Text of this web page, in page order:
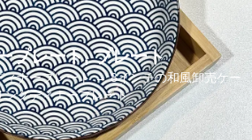
PT
AR
プレート,プレート
ィナープレート→ 8インチの和風卸売ケー
ングディナープレート